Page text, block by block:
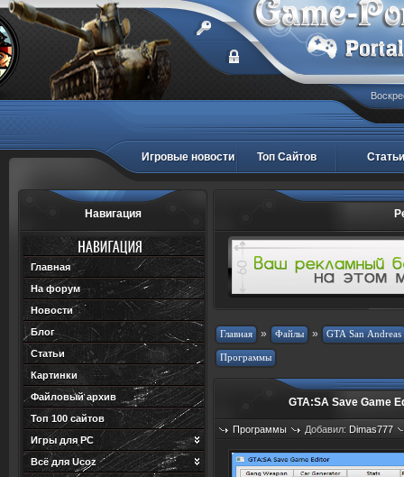
Игровые новости Топ Сайтов Статьи
Навигация
Главная
На форум
Новости
Блог
Статьи
Картинки
Файловый архив
Топ 100 сайтов
Игры для PC
Всё для Ucoz
» »
GTA:SA Save Game
Программы Добавил: Dimas777